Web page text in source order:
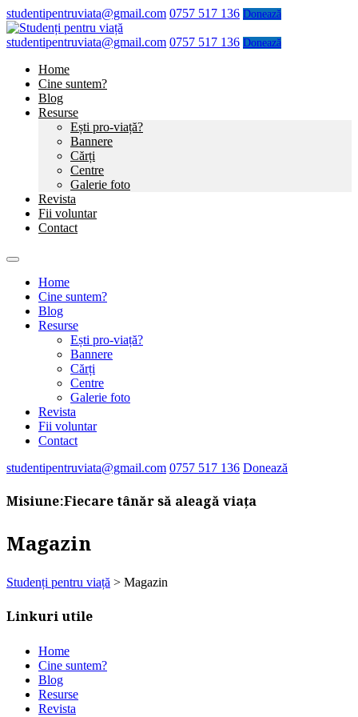
studentipentruviata@gmail.com 0757 517 136 Donează
studentipentruviata@gmail.com 0757 517 136 Donează
Home
Cine suntem?
Blog
Resurse
Ești pro-viață?
Bannere
Cărți
Centre
Galerie foto
Revista
Fii voluntar
Contact
Home
Cine suntem?
Blog
Resurse
Ești pro-viață?
Bannere
Cărți
Centre
Galerie foto
Revista
Fii voluntar
Contact
studentipentruviata@gmail.com 0757 517 136 Donează
Misiune:Fiecare tânăr să aleagă viața
Magazin
Studenți pentru viață > Magazin
Linkuri utile
Home
Cine suntem?
Blog
Resurse
Revista